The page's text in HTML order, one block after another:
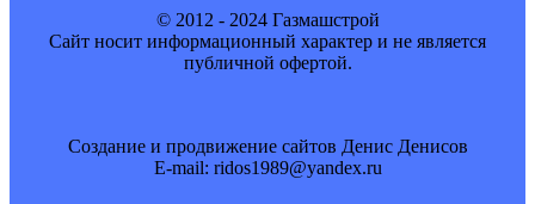
© 2012 - 2024 Газмашстрой
Cайт носит информационный характер и не является
публичной офертой.
Создание и продвижение сайтов Денис Денисов
E-mail: ridos1989@yandex.ru